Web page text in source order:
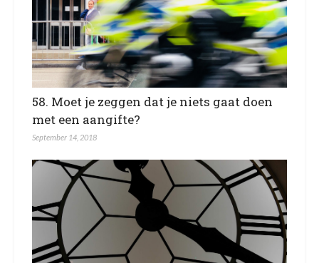
58. Moet je zeggen dat je niets gaat doen
met een aangifte?
September 14, 2018